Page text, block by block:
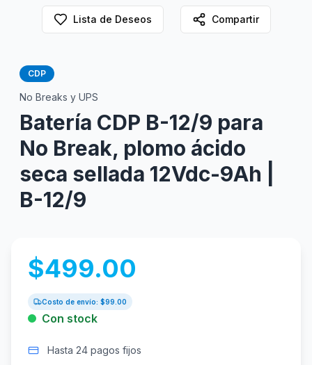
Lista de Deseos Compartir
CDP
No Breaks y UPS
Batería CDP B-12/9 para
No Break, plomo ácido
seca sellada 12Vdc-9Ah |
B-12/9
$499.00
Costo de envío: $99.00
Con stock
Hasta 24 pagos fijos